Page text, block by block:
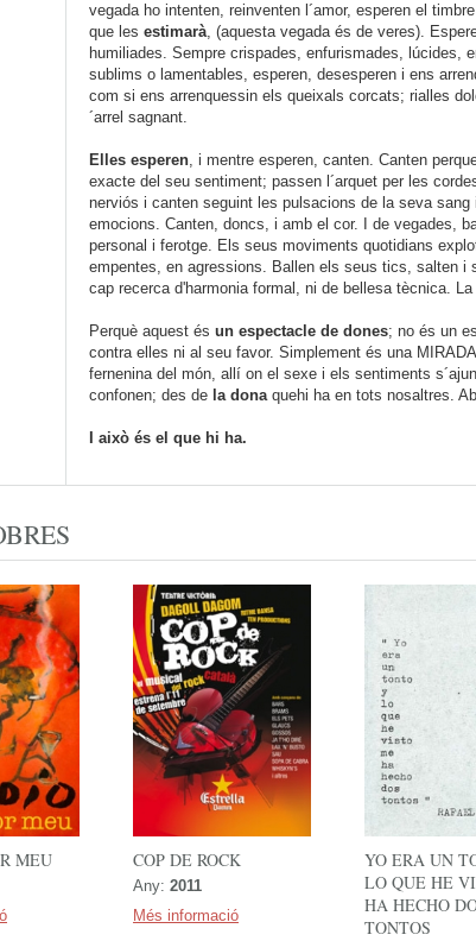
vegada ho intenten, reinventen l´amor, esperen el
que les estimarà, (aquesta vegada és de veres).
humiliades. Sempre crispades, enfurismades, lúcides,
sublims o lamentables, esperen, desesperen i ens
com si ens arrenquessin els queixals corcats; rialles
´arrel sagnant.
Elles esperen, i mentre esperen, canten. Canten
exacte del seu sentiment; passen l´arquet per les
nerviós i canten seguint les pulsacions de la seva
emocions. Canten, doncs, i amb el cor. I de vegades,
personal i ferotge. Els seus moviments quotidians
empentes, en agressions. Ballen els seus tics, salten i
cap recerca d'harmonia formal, ni de bellesa tècnica.
Perquè aquest és un espectacle de dones; no és un
contra elles ni al seu favor. Simplement és una
fernenina del món, allí on el sexe i els sentiments
confonen; des de la donaquehi ha en tots nosaltres.
I això és el que hi ha.
MEU COP DE ROCK
Any: 2011
Més informació
YO ERA UN
LO QUE HE
HA HECHO
TONTOS